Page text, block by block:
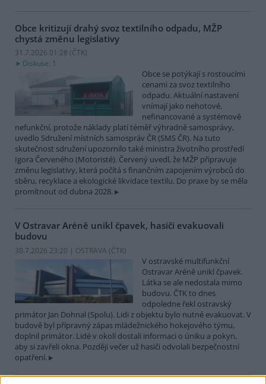
Obce kritizují drahý svoz textilního odpadu, MŽP
chystá změnu legislativy
31.7.2026 01:28 (ČTK)
Diskuse: 1
Obce se potýkají s rostoucími
cenami za svoz textilního
odpadu. Aktuální nastavení
vnímají jako nehotové,
nefinancované a systémově
nefunkční, protože náklady platí téměř výhradně samosprávy,
uvedlo Sdružení místních samospráv ČR (SMS ČR). Na tuto
skutečnost sdružení upozornilo také ministra životního prostředí
Igora Červeného (Motoristé). Červený uvedl, že MŽP připravuje
změnu legislativy, která počítá s finančním zapojením výrobců do
sběru, recyklace a ekologické likvidace textilu. Do praxe by se měla
promítnout od dubna 2028.
V Ostravar Aréně unikl čpavek, hasiči evakuovali
budovu
30.7.2026 23:20 | OSTRAVA (ČTK)
V ostravské multifunkční
Ostravar Aréně unikl čpavek.
Látka se ale nedostala mimo
budovu. ČTK to dnes
odpoledne řekl ostravský
primátor Jan Dohnal (Spolu). Lidi z objektu bylo nutné evakuovat. V
budově byl přípravný zápas mládežnického hokejového týmu,
doplnil primátor. Lidé v okolí dostali informaci o úniku a pokyn,
aby si zavřeli okna. Později večer už hasiči odvolali bezpečnostní
opatření.